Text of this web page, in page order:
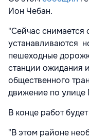
Ион Чебан.
"Сейчас снимается
устанавливаются
пешеходные
станции ожидания
общественного
движение по улице
В конце работ
"В этом районе